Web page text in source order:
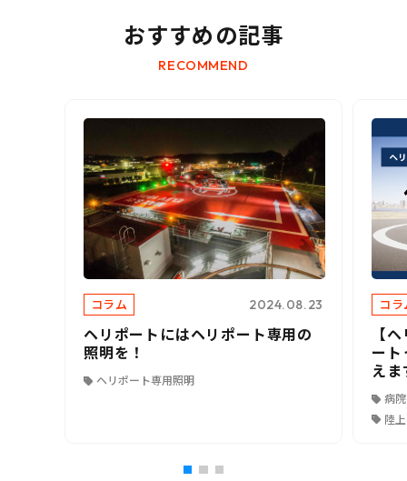
おすすめの記事
RECOMMEND
コラム 2024.08.23
ヘリポートにはヘリポート専用の
照明を！
ヘリポート専用照明
コ
【
ー
えま
病
陸